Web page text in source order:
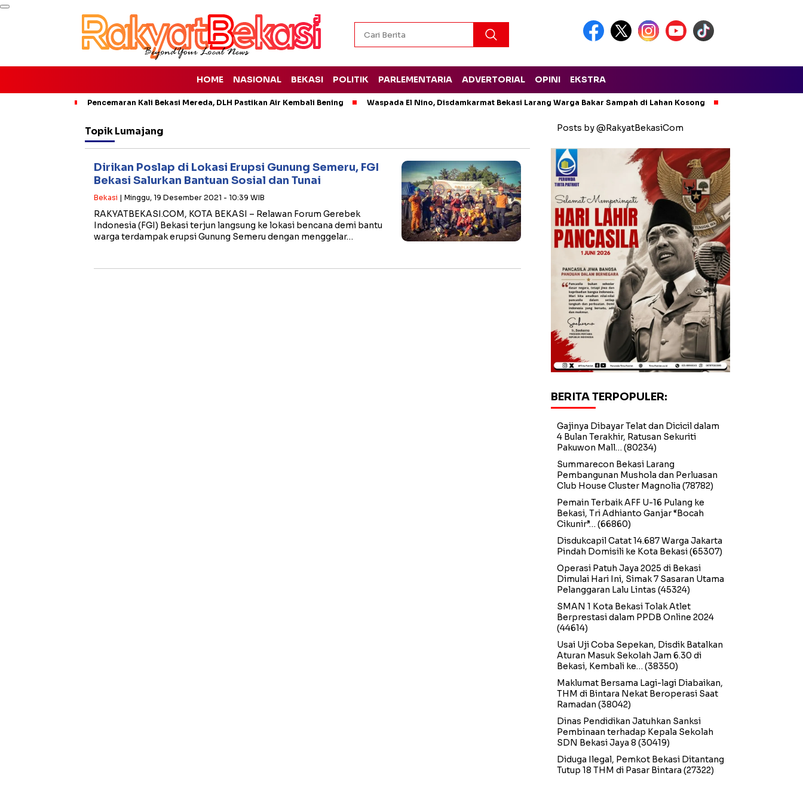
HOME NASIONAL BEKASI POLITIK PARLEMENTARIA ADVERTORIAL OPINI EKSTRA
Pencemaran Kali Bekasi Mereda, DLH Pastikan Air Kembali Bening Waspada El Nino, Disdamkarmat Bekasi Larang Warga Bakar Sampah di Lahan Kosong
Topik Lumajang
Dirikan Poslap di Lokasi Erupsi Gunung Semeru, FGI
Bekasi Salurkan Bantuan Sosial dan Tunai
Bekasi | Minggu, 19 Desember 2021 - 10:39 WIB
RAKYATBEKASI.COM, KOTA BEKASI – Relawan Forum Gerebek
Indonesia (FGI) Bekasi terjun langsung ke lokasi bencana demi bantu
warga terdampak erupsi Gunung Semeru dengan menggelar…
Posts by @RakyatBekasiCom
BERITA TERPOPULER:
Gajinya Dibayar Telat dan Dicicil dalam
4 Bulan Terakhir, Ratusan Sekuriti
Pakuwon Mall… (80234)
Summarecon Bekasi Larang
Pembangunan Mushola dan Perluasan
Club House Cluster Magnolia (78782)
Pemain Terbaik AFF U-16 Pulang ke
Bekasi, Tri Adhianto Ganjar “Bocah
Cikunir”… (66860)
Disdukcapil Catat 14.687 Warga Jakarta
Pindah Domisili ke Kota Bekasi(65307)
Operasi Patuh Jaya 2025 di Bekasi
Dimulai Hari Ini, Simak 7 Sasaran Utama
Pelanggaran Lalu Lintas (45324)
SMAN 1 Kota Bekasi Tolak Atlet
Berprestasi dalam PPDB Online 2024
(44614)
Usai Uji Coba Sepekan, Disdik Batalkan
Aturan Masuk Sekolah Jam 6.30 di
Bekasi, Kembali ke… (38350)
Maklumat Bersama Lagi-lagi Diabaikan,
THM di Bintara Nekat Beroperasi Saat
Ramadan (38042)
Dinas Pendidikan Jatuhkan Sanksi
Pembinaan terhadap Kepala Sekolah
SDN Bekasi Jaya 8 (30419)
Diduga Ilegal, Pemkot Bekasi Ditantang
Tutup 18 THM di Pasar Bintara (27322)